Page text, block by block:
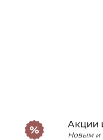
Акции
Новым и